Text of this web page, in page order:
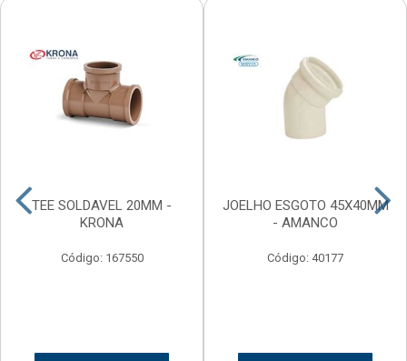
TEE SOLDAVEL 20MM -
KRONA
Código: 167550
JOELHO ESGOTO 45X40MM
- AMANCO
Código: 40177